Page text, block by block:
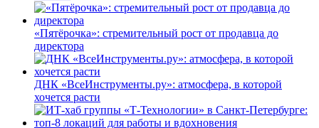
«Пятёрочка»: стремительный рост от продавца до
директора
ДНК «ВсеИнструменты.ру»: атмосфера, в которой
хочется расти